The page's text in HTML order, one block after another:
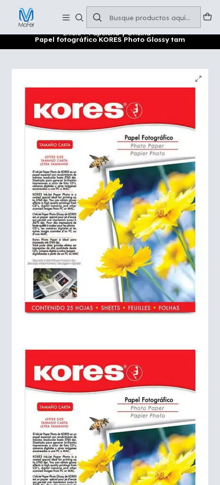
Inicio Papelería y Oficina
Papel fotográfico KORES Photo Glossy tam